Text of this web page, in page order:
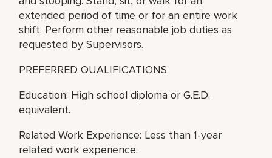
extended period of time or for an entire work
shift. Perform other reasonable job duties as
requested by Supervisors.
PREFERRED QUALIFICATIONS
Education: High school diploma or G.E.D.
equivalent.
Related Work Experience: Less than 1-year
related work experience.